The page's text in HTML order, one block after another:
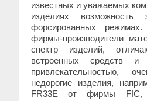
известных и уважаемых
изделиях возможность
форсированных
фирмы-производители
спектр изделий,
встроенных средств
привлекательностью,
недорогие изделия,
FR33E от фирмы FIC,